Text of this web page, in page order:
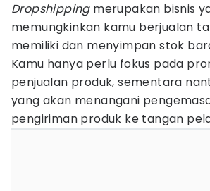
Dropshippingmerupakan bisnis
memungkinkan kamu berjualan
memiliki dan menyimpan stok
Kamu hanya perlu fokus pada
penjualan produk, sementara
yang akan menangani
pengiriman produk ke tangan